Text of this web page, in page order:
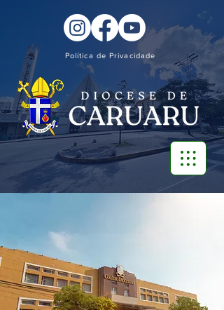
Política de Privacidade